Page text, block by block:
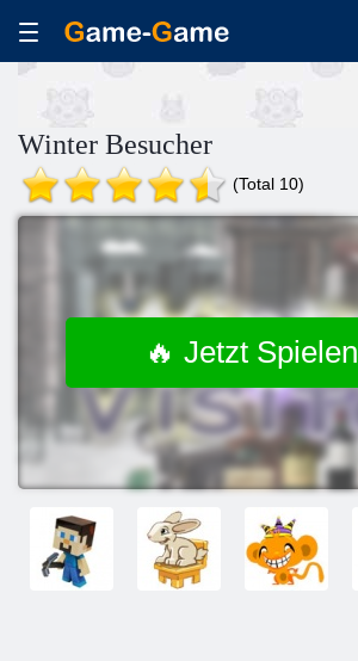
Winter Besucher
(Total 10)
🔥 Jetzt Spielen